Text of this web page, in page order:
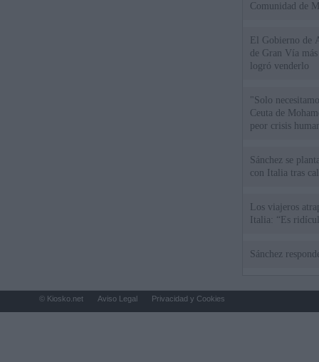
Comunidad de
El Gobierno de
de Gran Vía
logró venderlo
"Solo
Ceuta de
peor crisis
Sánchez se
con Italia tras
Los viajeros
Italia: “Es
Sánchez
© Kiosko.net Aviso Legal Privacidad y Cookies